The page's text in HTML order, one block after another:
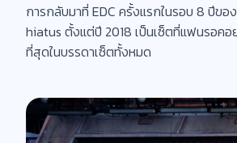
การกลับมาที่ EDC ครั้งแรกในรอบ 8 ปีขอ
hiatus ตั้งแต่ปี 2018 เป็นเซ็ตที่แฟนรอค
ที่สุดในบรรดาเซ็ตทั้งหมด